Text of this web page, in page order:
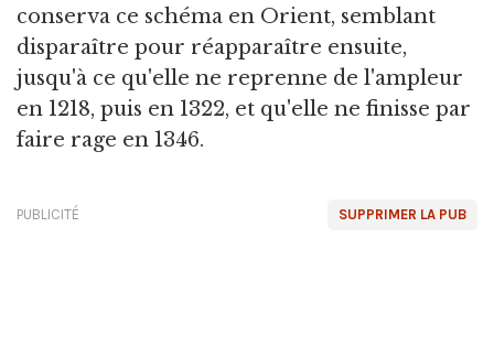
conserva ce schéma en Orient, semblant
disparaître pour réapparaître ensuite,
jusqu'à ce qu'elle ne reprenne de l'ampleur
en 1218, puis en 1322, et qu'elle ne finisse par
faire rage en 1346.
SUPPRIMER LA PUB
PUBLICITÉ